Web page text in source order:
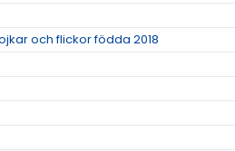
och flickor födda 2018